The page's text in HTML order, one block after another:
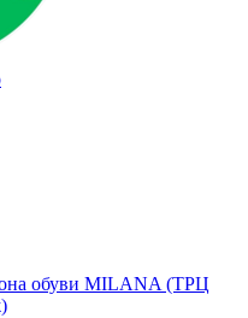
обуви MILANA (ТРЦ